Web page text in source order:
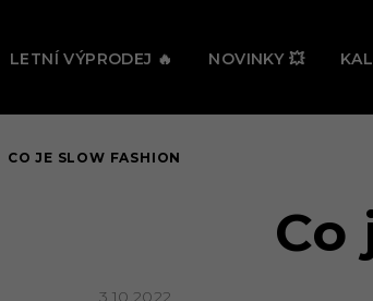
LETNÍ VÝPRODEJ 🔥 NOVINKY 💥
CO JE SLOW FASHION
Co
3.10.2022